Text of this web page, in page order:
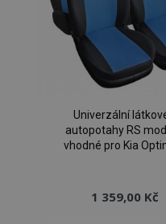
Univerzální
autopotahy RS
vhodné pro Kia
1 359,00 Kč